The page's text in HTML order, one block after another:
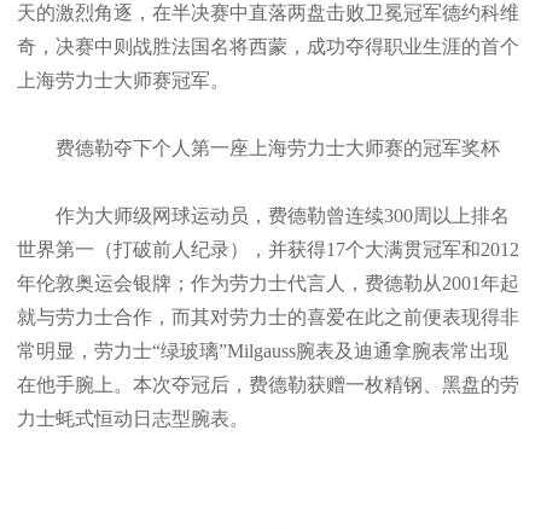
天的激烈角逐，在半决赛中直落两盘击败卫冕冠军德约科维
奇，决赛中则战胜法国名将西蒙，成功夺得职业生涯的首个
上海劳力士大师赛冠军。
费德勒夺下个人第一座上海劳力士大师赛的冠军奖杯
作为大师级网球运动员，费德勒曾连续300周以上排名
世界第一（打破前人纪录），并获得17个大满贯冠军和2012
年伦敦奥运会银牌；作为劳力士代言人，费德勒从2001年起
就与劳力士合作，而其对劳力士的喜爱在此之前便表现得非
常明显，劳力士“绿玻璃”Milgauss腕表及迪通拿腕表常出现
在他手腕上。本次夺冠后，费德勒获赠一枚精钢、黑盘的劳
力士蚝式恒动日志型腕表。